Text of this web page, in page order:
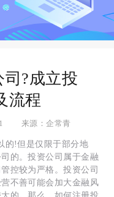
?成立投
流程
来源：企常青
!但是仅限于部分地
的。投资公司属于金融
控较为严格。投资公司
不善可能会加大金融风